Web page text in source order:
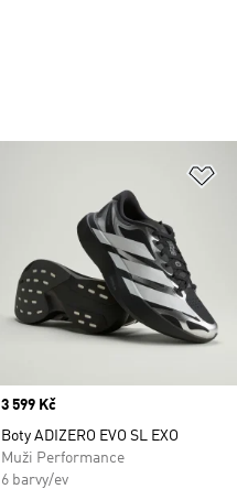
Price
3 599 Kč
Boty ADIZERO EVO SL EXO
Muži Performance
6 barvy/ev